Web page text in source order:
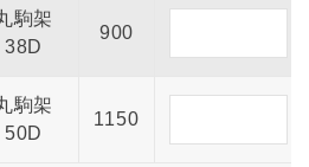
駒架
38D
900
駒架
50D
1150